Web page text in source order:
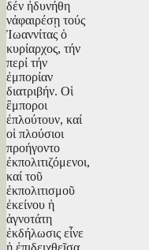
δέν ἠδυνήθη
νἀφαιρέσῃ τούς
Ἰωαννίτας ὁ
κυρίαρχος, τήν
περί τήν
ἐμπορίαν
διατριβήν. Οἱ
ἒμποροι
ἐπλούτουν, καί
οἱ πλούσιοι
προήγοντο
ἐκπολιτιζόμενοι,
καί τοῦ
ἐκπολιτισμοῦ
ἐκείνου ἡ
ἁγνοτάτη
ἐκδήλωσις εἶνε